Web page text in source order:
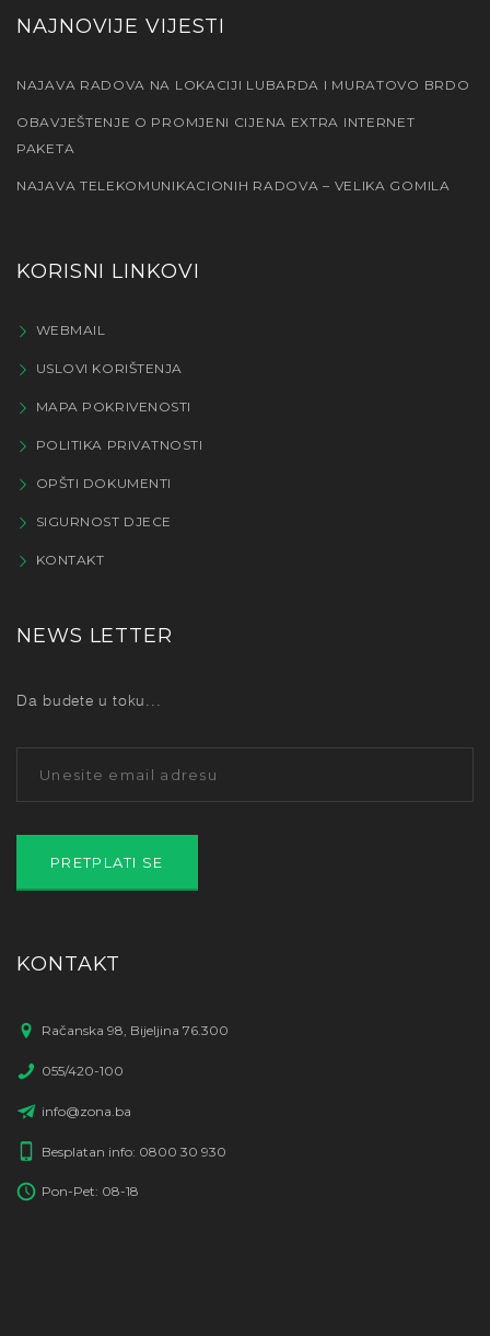
NAJNOVIJE VIJESTI
NAJAVA RADOVA NA LOKACIJI LUBARDA I MURATOVO BRDO
OBAVJEŠTENJE O PROMJENI CIJENA EXTRA INTERNET
PAKETA
NAJAVA TELEKOMUNIKACIONIH RADOVA – VELIKA GOMILA
KORISNI LINKOVI
WEBMAIL
USLOVI KORIŠTENJA
MAPA POKRIVENOSTI
POLITIKA PRIVATNOSTI
OPŠTI DOKUMENTI
SIGURNOST DJECE
KONTAKT
NEWS LETTER
Da budete u toku...
KONTAKT
Račanska 98, Bijeljina 76.300
055/420-100
info@zona.ba
Besplatan info: 0800 30 930
Pon-Pet: 08-18